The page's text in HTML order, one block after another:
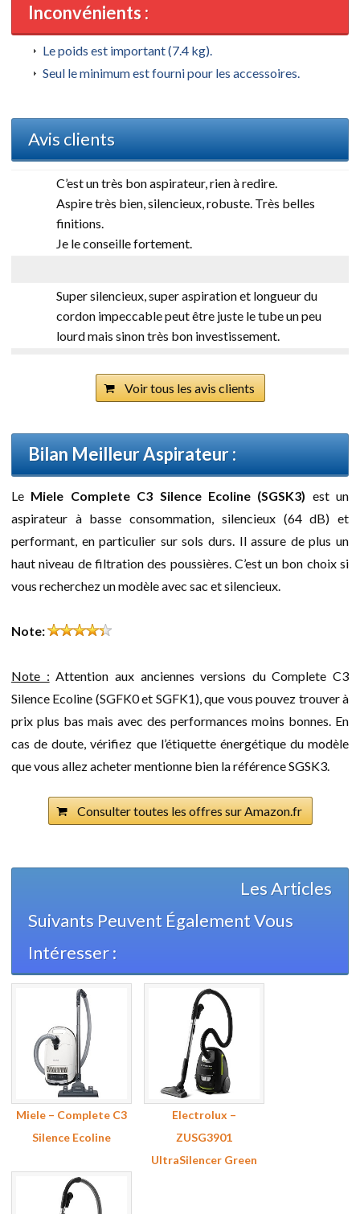
Inconvénients :
Le poids est important (7.4 kg).
Seul le minimum est fourni pour les accessoires.
Avis clients
C’est un très bon aspirateur, rien à redire.
Aspire très bien, silencieux, robuste. Très belles
finitions.
Je le conseille fortement.
Super silencieux, super aspiration et longueur du
cordon impeccable peut être juste le tube un peu
lourd mais sinon très bon investissement
Voir tous les avis clients
Bilan Meilleur Aspirateur :
Le Miele Complete C3 Silence Ecoline (SGSK3) est un
aspirateur à basse consommation, silencieux (64 dB) et
performant, en particulier sur sols durs. Il assure de plus un
haut niveau de filtration des poussières. C’est un bon choix si
vous recherchez un modèle avec sac et silencieux.
Note:
Note : Attention aux anciennes versions du Complete C3
Silence Ecoline (SGFK0 et SGFK1), que vous pouvez trouver à
prix plus bas mais avec des performances moins bonnes. En
cas de doute, vérifiez que l’étiquette énergétique du modèle
que vous allez acheter mentionne bien la référence SGSK3.
Consulter toutes les offres sur Amazon.fr
Les Articles
Suivants Peuvent Également Vous
Intéresser :
Miele – Complete C3
Silence Ecoline
Electrolux –
ZUSG3901
UltraSilencer Green